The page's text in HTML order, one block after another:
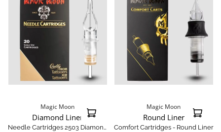
Magic Moon
Diamond Liner
Needle Cartridges 2503 Diamond
Magic Moon
Round Liner
Comfort Cartridges - Round Liner